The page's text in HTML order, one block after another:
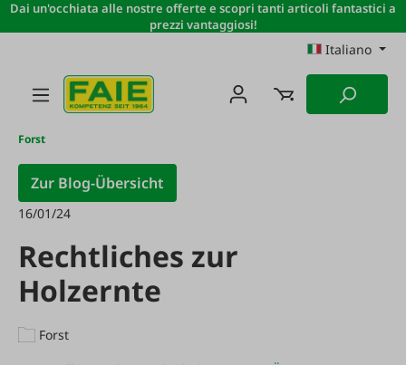
Passa al contenuto principale
Dai un'occhiata alle nostre offerte e scopri tanti articoli fantastici a
prezzi vantaggiosi!
Italiano
Forst
Zur Blog-Übersicht
16/01/24
Rechtliches zur
Holzernte
Forst